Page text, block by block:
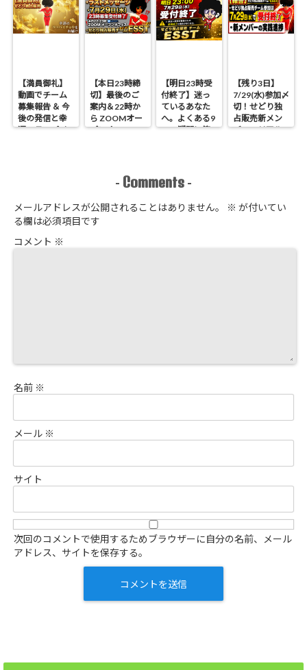
【満員御礼】
動画でチーム
募集報告 ＆ 今
後の発信と幸
運のラッパイ
【本日23時締
切】最後のご
案内＆22時か
ら ZOOMオー
プンオフィス
【明日23時受
付終了】迷っ
ているあなた
へ。よくある9
つの疑問に答
【残り3日】
7/29(水)参加〆
切！せどり独
占販売新メン
バーのリアル
- Comments -
メールアドレスが公開されることはありません。 ※ が付いてい
る欄は必須項目です
コメント ※
名前 ※
メール ※
サイト
次回のコメントで使用するためブラウザーに自分の名前、メール
アドレス、サイトを保存する。